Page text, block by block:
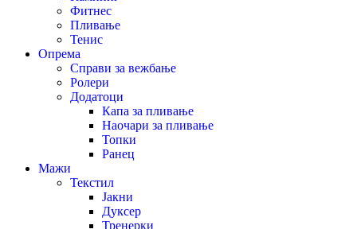
Фитнес
Пливање
Тенис
Опрема
Справи за вежбање
Ролери
Додатоци
Капа за пливање
Наочари за пливање
Топки
Ранец
Мажи
Текстил
Јакни
Дуксер
Тренерки